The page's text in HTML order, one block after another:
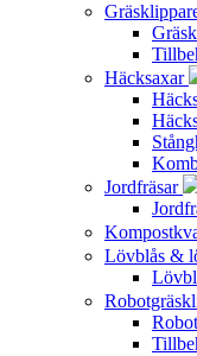
Häcksaxar
Jordfräsar
Lövblås &